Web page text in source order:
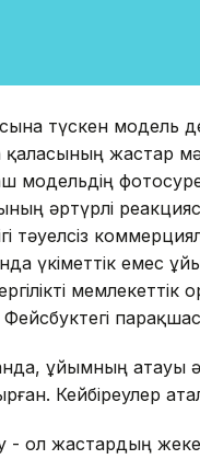
түскен модель
қаласының жастар
модельдің
әртүрлі
тәуелсіз
үкіметтік емес
Фейсбуктегі
ұйымның
Кейбіреулер
- ол жастардың